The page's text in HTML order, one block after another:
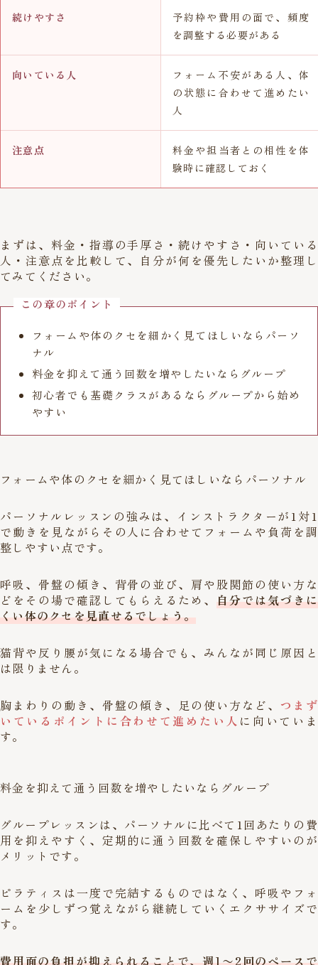
続けやすさ
予約枠や費用の面で、頻度
を調整する必要がある
向いている人
フォーム不安がある人、体
の状態に合わせて進めたい
人
注意点
料金や担当者との相性を体
験時に確認しておく
まずは、料金・指導の手厚さ・続けやすさ・向いている
人・注意点を比較して、自分が何を優先したいか整理し
てみてください。
この章のポイント
フォームや体のクセを細かく見てほしいならパーソ
ナル
料金を抑えて通う回数を増やしたいならグループ
初心者でも基礎クラスがあるならグループから始め
やすい
フォームや体のクセを細かく見てほしいならパーソナル
パーソナルレッスンの強みは、インストラクターが1対1
で動きを見ながらその人に合わせてフォームや負荷を調
整しやすい点です。
呼吸、骨盤の傾き、背骨の並び、肩や股関節の使い方な
どをその場で確認してもらえるため、自分では気づきに
くい体のクセを見直せるでしょう。
猫背や反り腰が気になる場合でも、みんなが同じ原因と
は限りません。
胸まわりの動き、骨盤の傾き、足の使い方など、 つまず
いているポイントに合わせて進めたい人 に向いていま
す。
料金を抑えて通う回数を増やしたいならグループ
グループレッスンは、パーソナルに比べて1回あたりの費
用を抑えやすく、定期的に通う回数を確保しやすいのが
メリットです。
ピラティスは一度で完結するものではなく、呼吸やフォ
ームを少しずつ覚えながら継続していくエクササイズで
す。
費用面の負担が抑えられることで、週1〜2回のペースで